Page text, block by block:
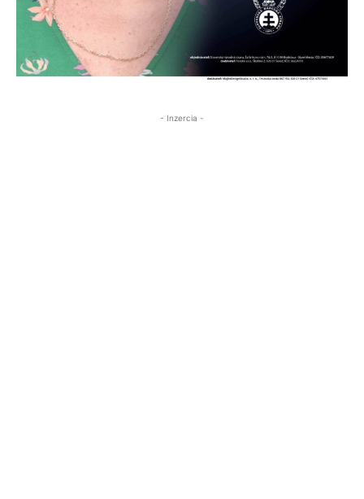
- Inzercia -